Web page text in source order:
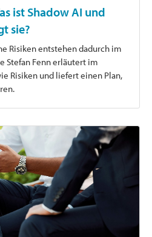
ist Shadow AI und
sie?
Risiken entstehen dadurch im
Stefan Fenn erläutert im
Risiken und liefert einen Plan,